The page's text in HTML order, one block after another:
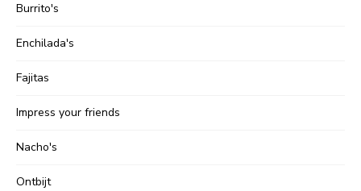
Burrito's
Enchilada's
Fajitas
Impress your friends
Nacho's
Ontbijt